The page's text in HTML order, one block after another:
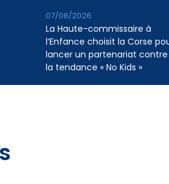
La Haute-commissaire à
l’Enfance choisit la Corse
lancer un partenariat contre
la tendance « No Kids »
07/08/2026